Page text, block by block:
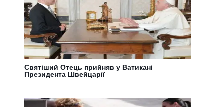
Святіший Отець прийняв у Ватикані
Президента Швейцарії